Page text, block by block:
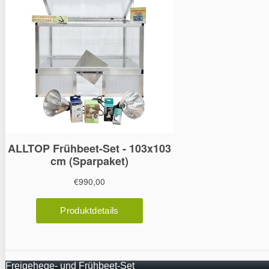
Freigehege- und Frühbeet-Set